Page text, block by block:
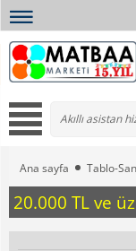
Ana sayfa Tablo-
20.000 TL ve